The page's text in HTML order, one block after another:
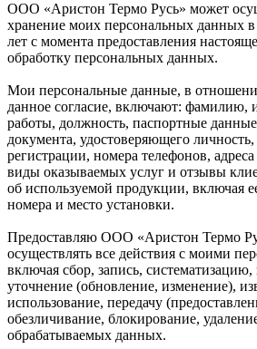
ООО «Аристон Термо Русь» может
хранение моих персональных данных в
лет с момента предоставления
обработку персональных данных.
Мои персональные данные, в
данное согласие, включают: фамилию,
работы, должность, паспортные
документа, удостоверяющего
регистрации, номера телефонов,
виды оказываемых услуг и отзывы
об используемой продукции, включая
номера и место установки.
Предоставляю ООО «Аристон Термо
осуществлять все действия с моими
включая сбор, запись,
уточнение (обновление, изменение),
использование, передачу
обезличивание, блокирование,
обрабатываемых данных.